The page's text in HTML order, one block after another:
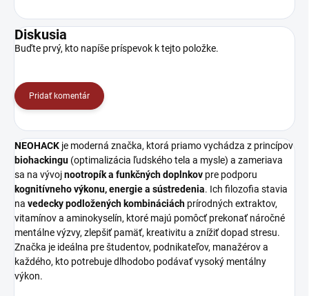
Diskusia
Buďte prvý, kto napíše príspevok k tejto položke.
Pridať komentár
NEOHACK je moderná značka, ktorá priamo vychádza z princípov
biohackingu (optimalizácia ľudského tela a mysle) a zameriava
sa na vývojnootropík a funkčných doplnkov pre podporu
kognitívneho výkonu, energie a sústredenia. Ich filozofia stavia
na vedecky podložených kombináciách prírodných extraktov,
vitamínov a aminokyselín, ktoré majú pomôcť prekonať náročné
mentálne výzvy, zlepšiť pamäť, kreativitu a znížiť dopad stresu.
Značka je ideálna pre študentov, podnikateľov, manažérov a
každého, kto potrebuje dlhodobo podávať vysoký mentálny
výkon.